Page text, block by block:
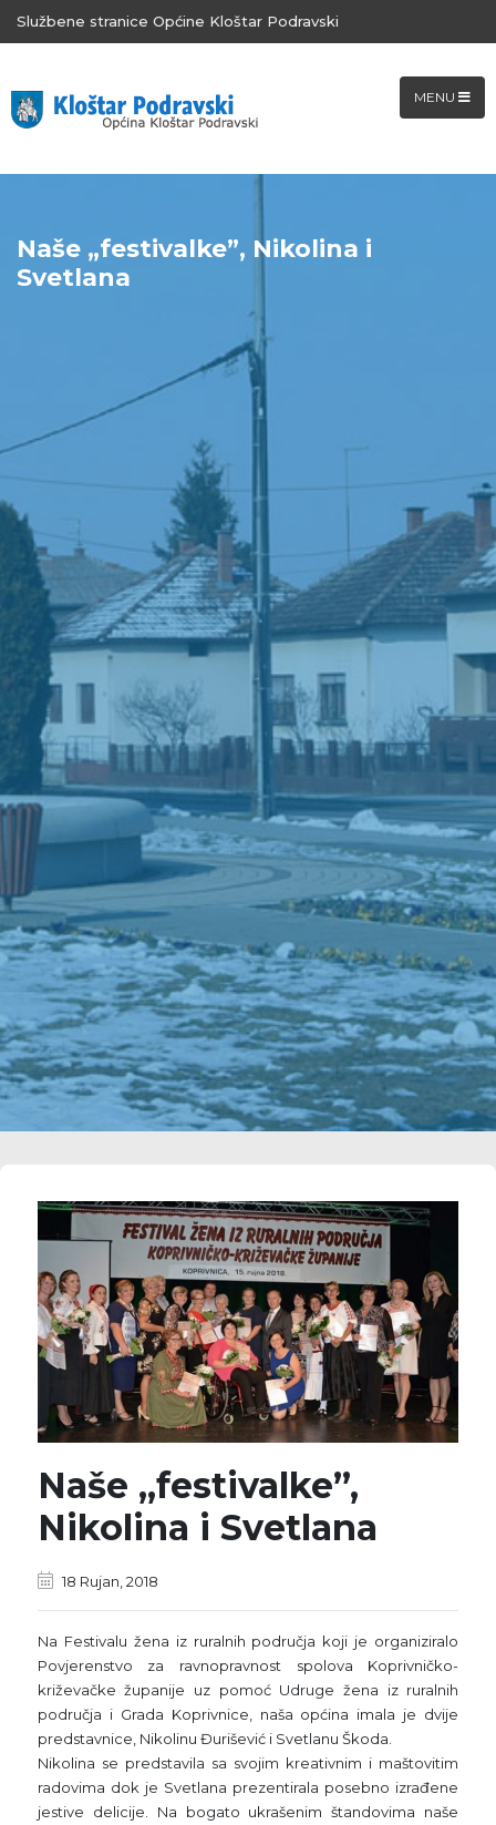
Službene stranice Općine Kloštar Podravski
MENU
Naše „festivalke”, Nikolina i
Svetlana
Naše „festivalke”,
Nikolina i Svetlana
18 Rujan, 2018
Na Festivalu žena iz ruralnih područja koji je organiziralo
Povjerenstvo za ravnopravnost spolova Koprivničko-
križevačke županije uz pomoć Udruge žena iz ruralnih
područja i Grada Koprivnice, naša općina imala je dvije
predstavnice, Nikolinu Đurišević i Svetlanu Škoda.
Nikolina se predstavila sa svojim kreativnim i maštovitim
radovima dok je Svetlana prezentirala posebno izrađene
jestive delicije. Na bogato ukrašenim štandovima naše